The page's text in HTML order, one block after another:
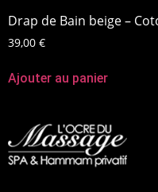
Drap de Bain beige –
39,00 €
Ajouter au panier